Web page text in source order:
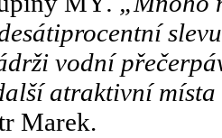
vodní
atraktivní
Marek.